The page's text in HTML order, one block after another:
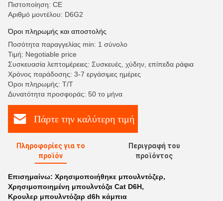
Πιστοποίηση: CE
Αριθμό μοντέλου: D6G2
Όροι πληρωμής και αποστολής
Ποσότητα παραγγελίας min: 1 σύνολο
Τιμή: Negotiable price
Συσκευασία λεπτομέρειες: Συσκευές, χύδην, επίπεδα ράφια
Χρόνος παράδοσης: 3-7 εργάσιμες ημέρες
Όροι πληρωμής: Τ/Τ
Δυνατότητα προσφοράς: 50 το μήνα
Πάρτε την καλύτερη τιμή
Πληροφορίες για το
προϊόν
Περιγραφή του
προϊόντος
Επισημαίνω: Χρησιμοποιήθηκε μπουλντόζερ,
Χρησιμοποιημένη μπουλντόζα Cat D6H,
Κρουλερ μπουλντόζαρ d6h κάμπια